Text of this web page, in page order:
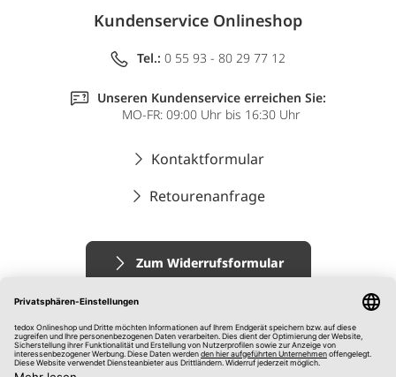
Kundenservice Onlineshop
Tel.: 0 55 93 - 80 29 77 12
Unseren Kundenservice erreichen Sie:
MO-FR: 09:00 Uhr bis 16:30 Uhr
Kontaktformular
Retourenanfrage
Zum Widerrufsformular
Impressum
AGB